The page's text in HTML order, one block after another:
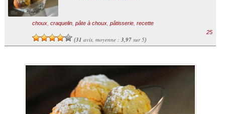
choux, craquelin, pâte à choux, pâtisserie, recette
(31 avis, moyenne : 3,97sur 5)
25